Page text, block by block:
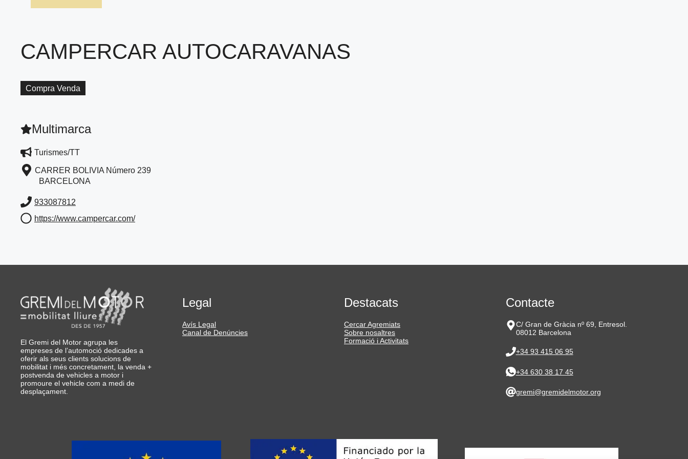
CAMPERCAR AUTOCARAVANAS
Compra Venda
Multimarca
Turismes/TT
CARRER BOLIVIA Número 239
BARCELONA
933087812
https://www.campercar.com/
El Gremi del Motor agrupa les
empreses de l’automoció dedicades a
oferir als seus clients solucions de
mobilitat i més concretament, la venda +
postvenda de vehicles a motor i
promoure el vehicle com a medi de
desplaçament.
Legal
Avís Legal
Canal de Denúncies
Destacats
Cercar Agremiats
Sobre nosaltres
Formació i Activitats
Contacte
C/ Gran de Gràcia nº 69, Entresol.
08012 Barcelona
+34 93 415 06 95
+34 630 38 17 45
gremi@gremidelmotor.org